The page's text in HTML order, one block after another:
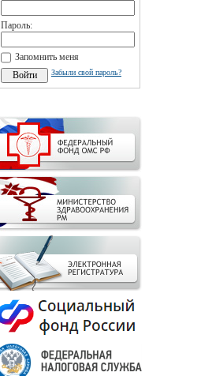
Пароль:
Запомнить меня
Забыли свой пароль?